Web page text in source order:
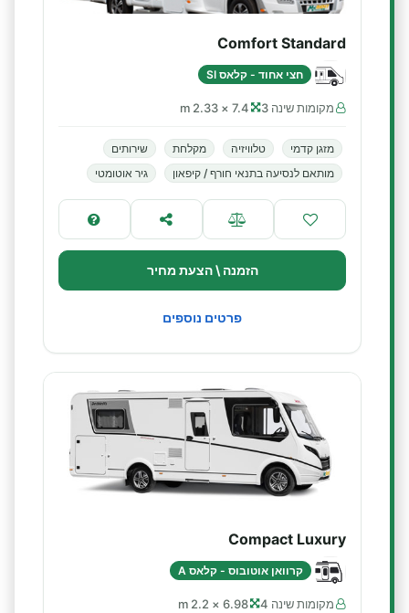
Comfort Standard
חצי אחוד - קלאס SI
מקומות שינה 3 7.4 × 2.33 m
מזגן קדמי טלוויזיה מקלחת
שירותים
מותאם לנסיעה בתנאי חורף / קיפאון
גיר אוטומטי
הזמנה \ הצעת מחיר
פרטים נוספים
Compact Luxury
קרוואן אוטובוס - קלאס A
מקומות שינה 4 6.98 × 2.2 m